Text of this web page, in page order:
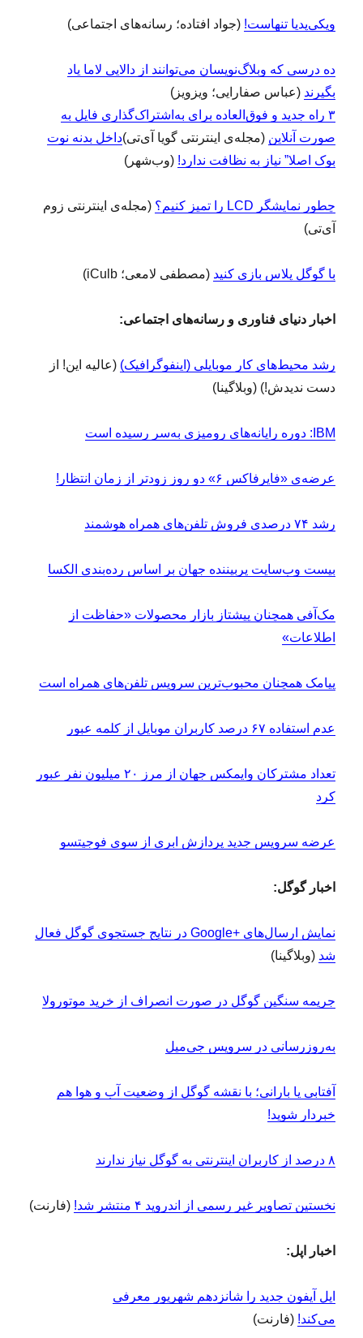
ویکی‌پدیا تنهاست! (جواد افتاده؛ رسانه‌های اجتماعی)
ده درسی که وبلاگ‌نویسان می‌توانند از دالایی لاما یاد
بگیرند (عباس صفارایی؛ ویزویز)
۳ راه جدید و فوق‌العاده برای به‌اشتراک‌گذاری فایل به
صورت آنلاین (مجله‌ی اینترنتی گویا آی‌تی)داخل بدنه نوت
بوک اصلا” نیاز به نظافت ندارد! (وب‌شهر)
چطور نمایشگر LCD را تمیز کنیم؟
(مجله‌ی اینترنتی زوم‌
آی‌تی)
با گوگل پلاس بازی کنید (مصطفی لامعی؛ iCulb)
اخبار دنیای فناوری و رسانه‌های اجتماعی:
رشد محیط‌های کار موبایلی (اینفوگرافیک) (عالیه این! از
دست ندیدش!) (وبلاگینا)
IBM: دوره رایانه‌های رومیزی به‌سر رسیده است
عرضه‌ی «فایرفاکس ۶» دو روز زودتر از زمان انتظار!
رشد ۷۴ درصدی فروش تلفن‌های همراه هوشمند
بیست وب‌سایت پربیننده جهان بر اساس رده‌بندی الکسا
مک‌آفی همچنان پیشتاز بازار محصولات «حفاظت از
اطلاعات»
پیامک همچنان محبوب‌ترین سرویس تلفن‌های همراه است
عدم استفاده ۶۷ درصد کاربران موبایل از کلمه عبور
تعداد مشترکان وایمکس جهان از مرز ۲۰ میلیون نفر عبور
کرد
عرضه سرویس جدید پردازش ابری از سوی فوجیتسو
اخبار گوگل:
نمایش ارسال‌های +Google در نتایج جستجوی گوگل فعال
شد (وبلاگینا)
جریمه سنگین گوگل در صورت انصراف از خرید موتورولا
به‌روزرسانی در سرویس جی‌میل
آفتابی یا بارانی؛ با نقشه گوگل از وضعیت آب و هوا هم
خبردار شوید!
۸ درصد از کاربران اینترنتی به گوگل نیاز ندارند
نخستین تصاویر غیر رسمی از اندروید ۴ منتشر شد! (فارنت)
اخبار اپل:
اپل آیفون جدید را شانزدهم شهریور معرفی
می‌کند! (فارنت)